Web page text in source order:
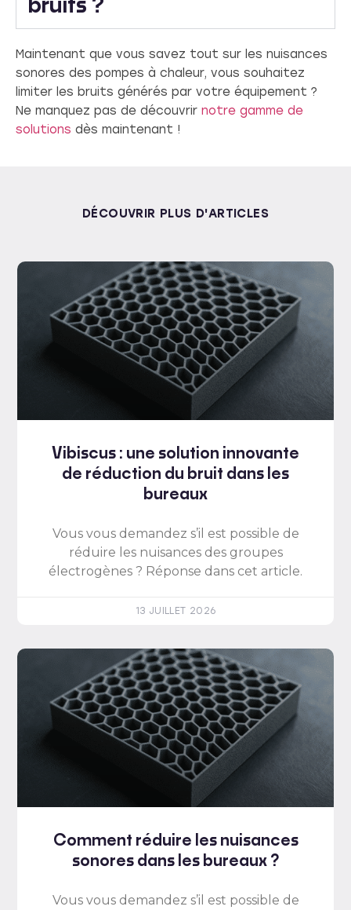
bruits ?
Maintenant que vous savez tout sur les nuisances
sonores des pompes à chaleur, vous souhaitez
limiter les bruits générés par votre équipement ?
Ne manquez pas de découvrir notre gamme de
solutions dès maintenant !
DÉCOUVRIR PLUS D'ARTICLES
Vibiscus : une solution innovante
de réduction du bruit dans les
bureaux
Vous vous demandez s’il est possible de
réduire les nuisances des groupes
électrogènes ? Réponse dans cet article.
13 JUILLET 2026
Comment réduire les nuisances
sonores dans les bureaux ?
Vous vous demandez s’il est possible de